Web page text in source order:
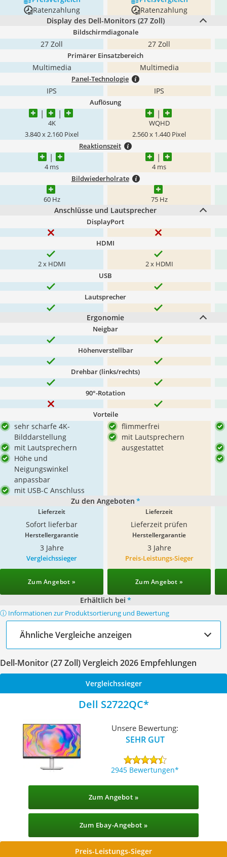
Ratenzahlung
Ratenzahlung
Display des Dell-Monitors (27 Zoll)
Bildschirmdiagonale
27 Zoll 27 Zoll
Primärer Einsatzbereich
Multimedia Multimedia
Panel-Technologie
IPS IPS
Auflösung
4K
3.840 x 2.160 Pixel
WQHD
2.560 x 1.440 Pixel
Reaktionszeit
4 ms 4 ms
Bildwiederholrate
60 Hz 75 Hz
Anschlüsse und Lautsprecher
DisplayPort
HDMI
2 x HDMI 2 x HDMI
USB
Lautsprecher
Ergonomie
Neigbar
Höhenverstellbar
Drehbar (links/rechts)
90°-Rotation
Vorteile
sehr scharfe 4K-
Bilddarstellung
mit Lautsprechern
Höhe und
Neigungswinkel
anpassbar
mit USB-C Anschluss
flimmerfrei
mit Lautsprechern
ausgestattet
Zu den Angeboten *
Lieferzeit
Sofort lieferbar
Lieferzeit
Lieferzeit prüfen
Herstellergarantie
3 Jahre
Herstellergarantie
3 Jahre
Vergleichssieger
Zum Angebot »
Preis-Leistungs-Sieger
Zum Angebot »
Erhältlich bei *
ⓘ Informationen zur Produktsortierung und Bewertung
Ähnliche Vergleiche anzeigen
Dell-Monitor (27 Zoll) Vergleich 2026 Empfehlungen
Vergleichssieger
Dell S2722QC
Unsere Bewertung:
SEHR GUT
2945 Bewertungen
Zum Angebot »
Zum Ebay-Angebot »
Preis-Leistungs-Sieger